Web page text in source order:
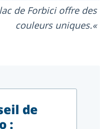
de Forbici offre des
couleurs uniques.
de
: